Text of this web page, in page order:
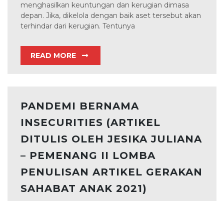
menghasilkan keuntungan dan kerugian dimasa
depan. Jika, dikelola dengan baik aset tersebut akan
terhindar dari kerugian. Tentunya
READ MORE
PANDEMI BERNAMA
INSECURITIES (ARTIKEL
DITULIS OLEH JESIKA JULIANA
– PEMENANG II LOMBA
PENULISAN ARTIKEL GERAKAN
SAHABAT ANAK 2021)